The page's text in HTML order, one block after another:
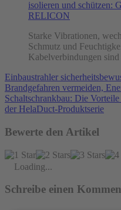
isolieren und schützen:
RELICON
Starke Vibrationen,
Schmutz und
Kabelverbindungen
Einbaustrahler
Brandgefahren vermeiden,
Schaltschrankbau: Die
der HelaDuct-Produktserie
Bewerte den Artikel
Loading...
Schreibe einen